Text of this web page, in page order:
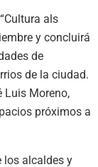
als
y concluirá
de
de la ciudad.
Luis Moreno,
próximos a
los alcaldes y